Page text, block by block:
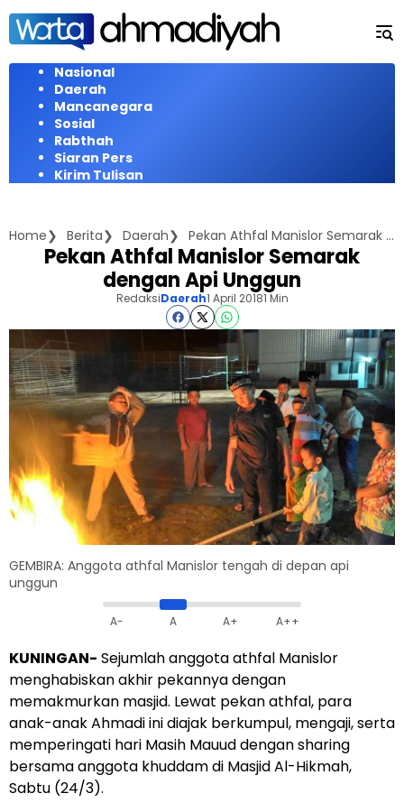
Langsung
konten
Nasional
Daerah
Mancanegara
Sosial
Rabthah
Siaran Pers
Kirim Tulisan
Home Berita Daerah Pekan Athfal Manislor Semarak dengan Api Unggun
Pekan Athfal Manislor Semarak
dengan Api Unggun
RedaksiDaerah1 April 20181 Min
GEMBIRA: Anggota athfal Manislor tengah di depan api
unggun
A- A A+ A++
KUNINGAN- Sejumlah anggota athfal Manislor
menghabiskan akhir pekannya dengan
memakmurkan masjid. Lewat pekan athfal, para
anak-anak Ahmadi ini diajak berkumpul, mengaji, serta
memperingati hari Masih Mauud dengan sharing
bersama anggota khuddam di Masjid Al-Hikmah,
Sabtu (24/3).